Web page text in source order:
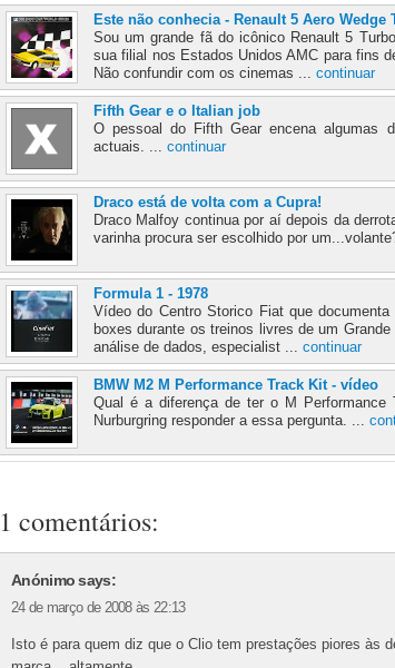
Este não conhecia - Renault 5 Aero Wedge
Sou um grande fã do icônico Renault 5
sua filial nos Estados Unidos AMC para fins
Não confundir com os cinemas ... continuar
Fifth Gear e o Italian job
O pessoal do Fifth Gear encena algumas
actuais. ... continuar
Draco está de volta com a Cupra!
Draco Malfoy continua por aí depois da
varinha procura ser escolhido por
Formula 1 - 1978
Vídeo do Centro Storico Fiat que
boxes durante os treinos livres de um
análise de dados, especialist ... continuar
BMW M2 M Performance Track Kit - vídeo
Qual é a diferença de ter o M
Nurburgring responder a essa pergunta. ...
1 comentários:
Anónimo says:
24 de março de 2008 às 22:13
Isto é para quem diz que o Clio tem prestações piores às